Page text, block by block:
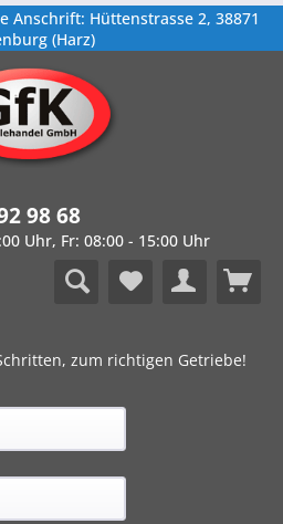
Anschrift: Hüttenstrasse 2, 38871
(Harz)
98 68
Uhr, Fr: 08:00 - 15:00 Uhr
zum richtigen Getriebe!